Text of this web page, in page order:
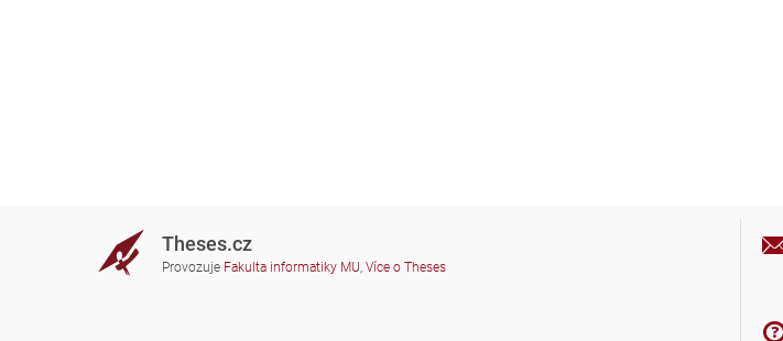
Theses.cz
Provozuje Fakulta informatiky MU, Více o Theses